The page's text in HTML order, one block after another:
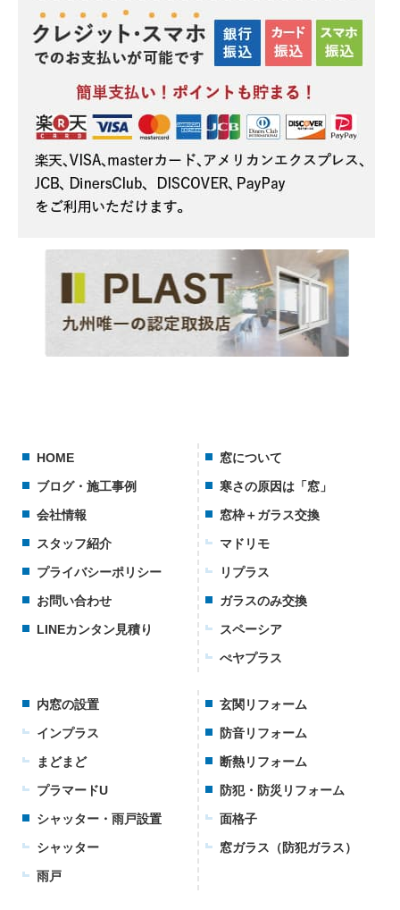
HOME
ブログ・施工事例
会社情報
スタッフ紹介
プライバシーポリシー
お問い合わせ
LINEカンタン見積り
窓について
寒さの原因は「窓」
窓枠＋ガラス交換
マドリモ
リプラス
ガラスのみ交換
スペーシア
ぺヤプラス
内窓の設置
インプラス
まどまど
プラマードU
シャッター・雨戸設置
シャッター
雨戸
玄関リフォーム
防音リフォーム
断熱リフォーム
防犯・防災リフォーム
面格子
窓ガラス（防犯ガラス）